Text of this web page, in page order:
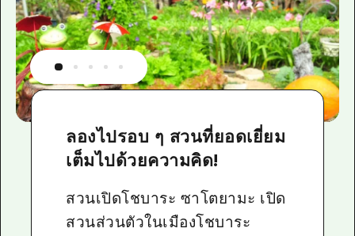
ลองไปรอบ ๆ สวนที่ยอดเยี่ยม
เต็มไปด้วยความคิด!
สวนเปิดโชบาระ ซาโตยามะ เปิด
สวนส่วนตัวในเมืองโชบาระ